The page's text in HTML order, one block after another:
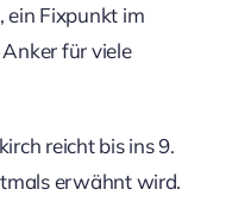
ein Fixpunkt im
für viele
reicht bis ins 9.
erwähnt wird.